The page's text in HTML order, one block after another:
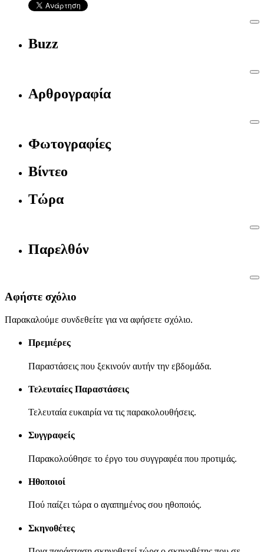
Buzz
Αρθρογραφία
Φωτογραφίες
Βίντεο
Τώρα
Παρελθόν
Αφήστε σχόλιο
Παρακαλούμε συνδεθείτε για να αφήσετε σχόλιο.
Πρεμιέρες
Παραστάσεις που ξεκινούν αυτήν την εβδομάδα.
Τελευταίες Παραστάσεις
Τελευταία ευκαιρία να τις παρακολουθήσεις.
Συγγραφείς
Παρακολούθησε το έργο του συγγραφέα που προτιμάς.
Ηθοποιοί
Πού παίζει τώρα ο αγαπημένος σου ηθοποιός.
Σκηνοθέτες